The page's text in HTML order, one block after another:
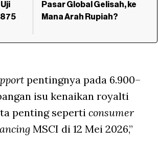
Pasar Global Gelisah, ke
Mana Arah Rupiah?
pentingnya pada 6.900–
isu kenaikan royalti
penting seperti consumer
MSCI di 12 Mei 2026,”